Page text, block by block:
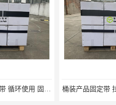
品固定带 拉紧力好 固永包材